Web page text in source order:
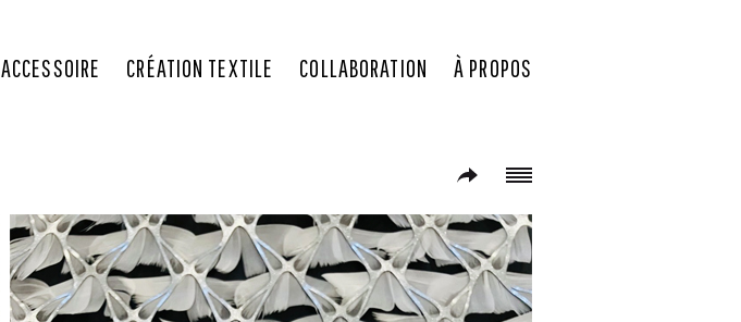
ACCESSOIRE CRÉATION TEXTILE COLLABORATION À PROPOS